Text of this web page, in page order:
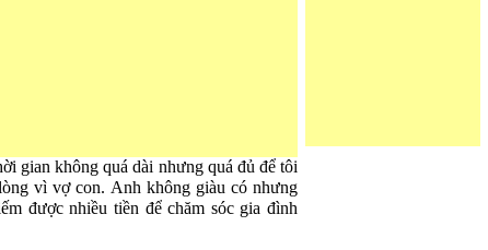
gian không quá dài nhưng quá đủ để tôi
vì vợ con. Anh không giàu có nhưng
được nhiều tiền để chăm sóc gia đình